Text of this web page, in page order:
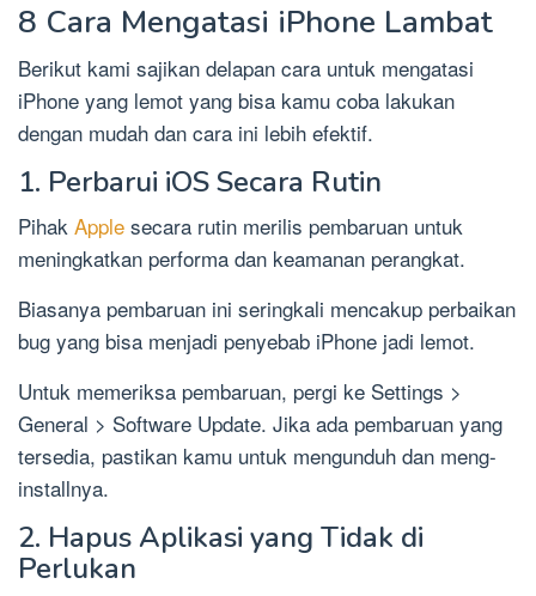
8 Cara Mengatasi iPhone Lambat
Berikut kami sajikan delapan cara untuk mengatasi
iPhone yang lemot yang bisa kamu coba lakukan
dengan mudah dan cara ini lebih efektif.
1. Perbarui iOS Secara Rutin
Pihak Apple secara rutin merilis pembaruan untuk
meningkatkan performa dan keamanan perangkat.
Biasanya pembaruan ini seringkali mencakup perbaikan
bug yang bisa menjadi penyebab iPhone jadi lemot.
Untuk memeriksa pembaruan, pergi ke Settings >
General > Software Update. Jika ada pembaruan yang
tersedia, pastikan kamu untuk mengunduh dan meng-
installnya.
2. Hapus Aplikasi yang Tidak di
Perlukan